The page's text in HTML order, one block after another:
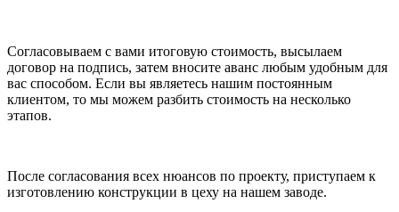
Согласовываем с вами итоговую стоимость, высылаем
договор на подпись, затем вносите аванс любым удобным для
вас способом. Если вы являетесь нашим постоянным
клиентом, то мы можем разбить стоимость на несколько
этапов.
После согласования всех нюансов по проекту, приступаем к
изготовлению конструкции в цеху на нашем заводе.